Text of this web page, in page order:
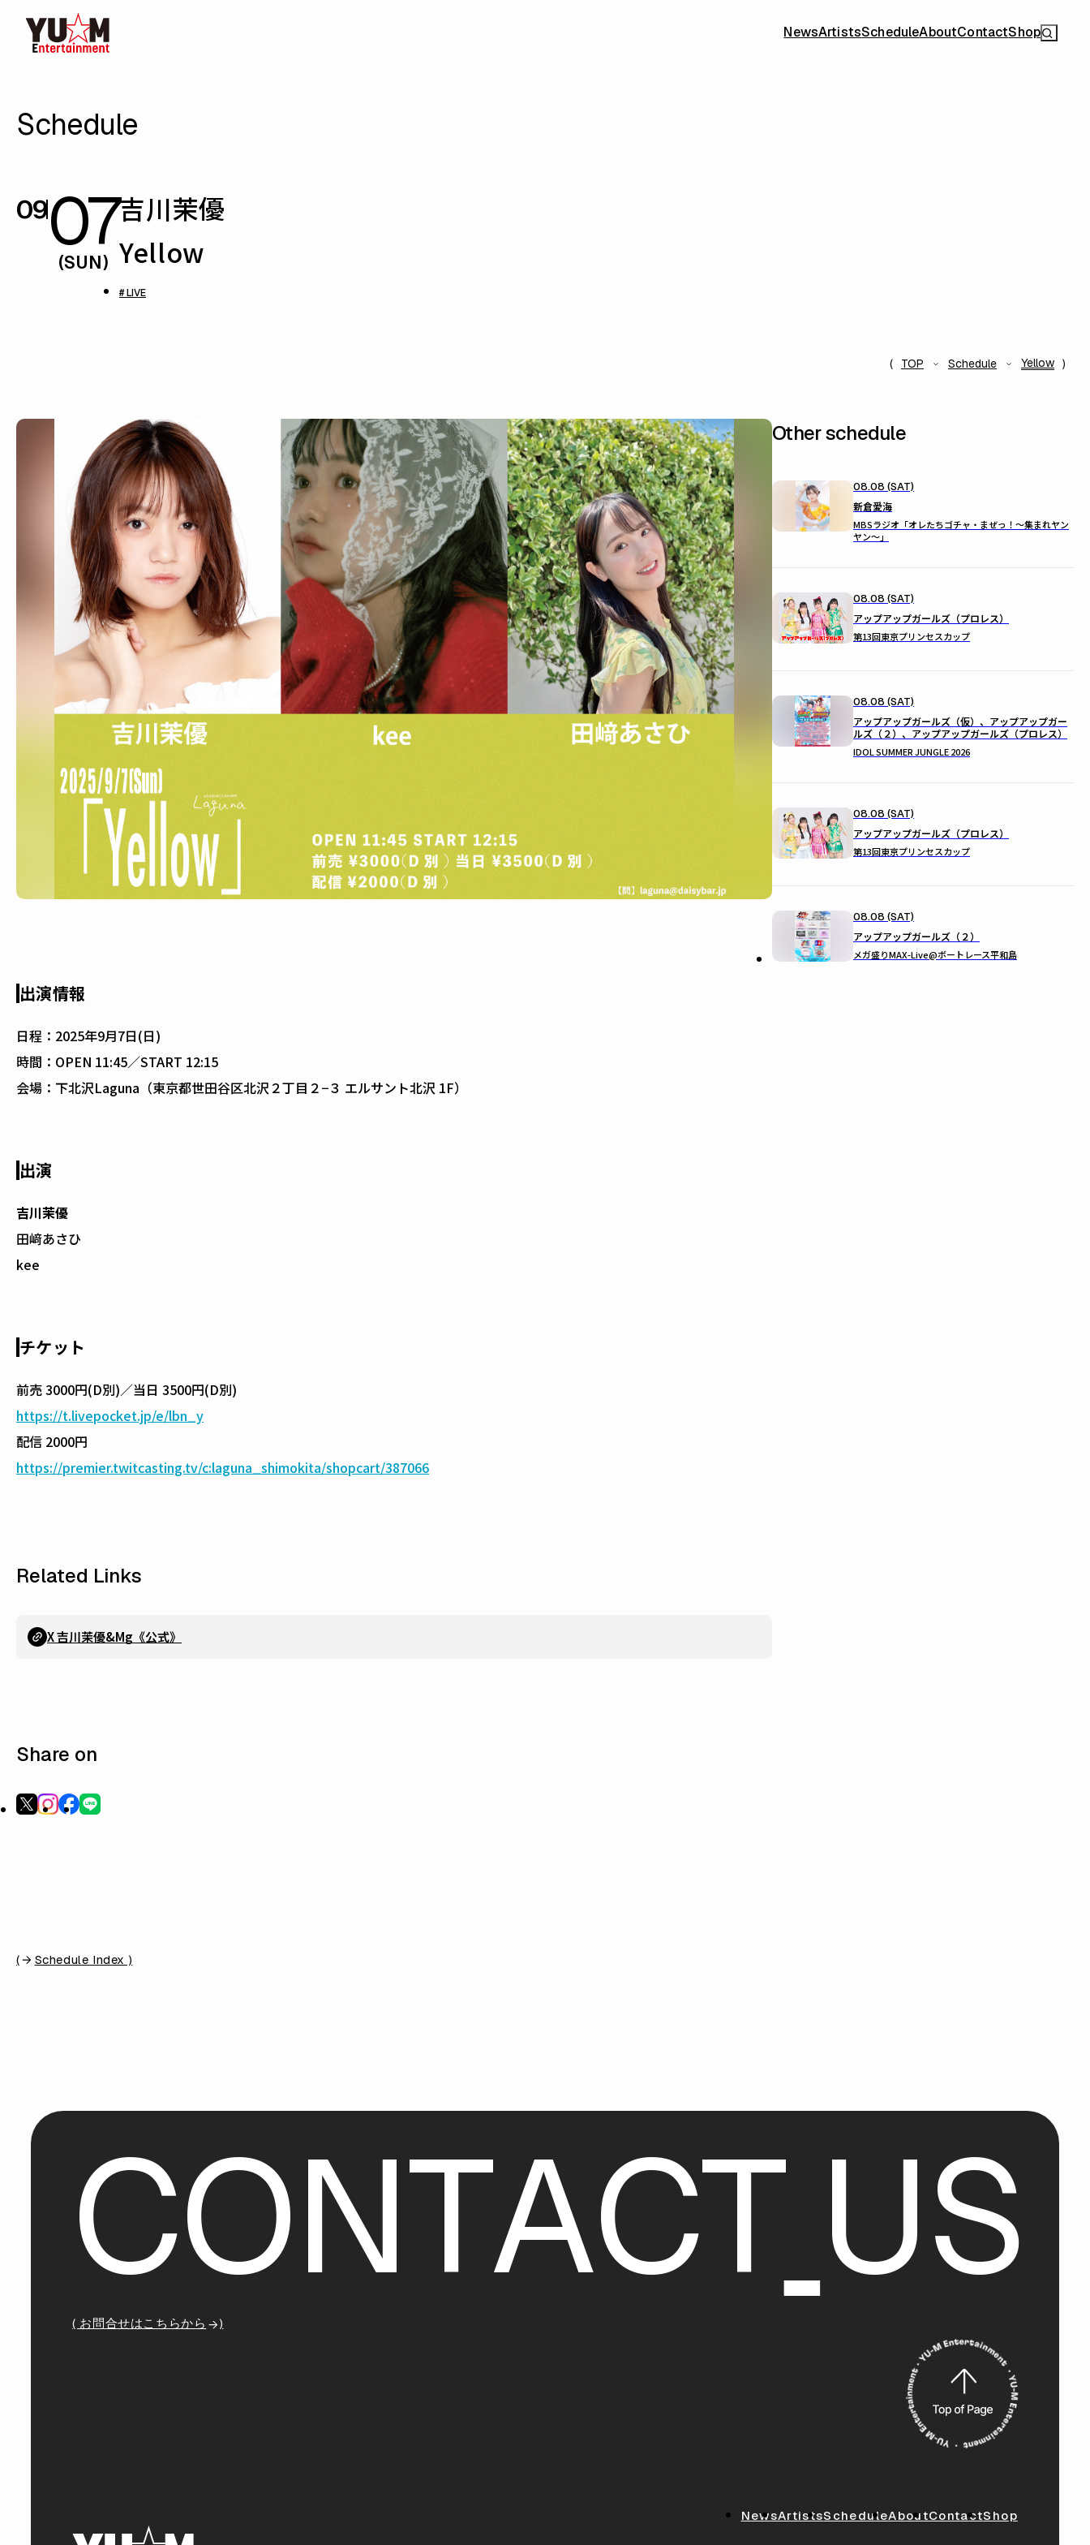
NewsArtistsScheduleAboutContactShop
Schedule
0907
(SUN)
吉川茉優
Yellow
# LIVE
TOP Schedule Yellow
出演情報
日程： 2025年9月7日(日)
時間： OPEN 11:45／START 12:15
会場： 下北沢Laguna（東京都世田谷区北沢２丁目２−３ エルサント北沢 1F）
出演
吉川茉優
田﨑あさひ
kee
チケット
前売 3000円(D別)／当日 3500円(D別)
https://t.livepocket.jp/e/lbn_y
配信 2000円
https://premier.twitcasting.tv/c:laguna_shimokita/shopcart/387066
Related Links
X 吉川茉優&Mg《公式》
Share on
Other schedule
08.08 (SAT)
新倉愛海
MBSラジオ「オレたちゴチャ・まぜっ！～集まれヤン
ヤン～」
08.08 (SAT)
アップアップガールズ（プロレス）
第13回東京プリンセスカップ
08.08 (SAT)
アップアップガールズ（仮）、アップアップガー
ルズ（２）、アップアップガールズ（プロレス）
IDOL SUMMER JUNGLE 2026
08.08 (SAT)
アップアップガールズ（プロレス）
第13回東京プリンセスカップ
08.08 (SAT)
アップアップガールズ（２）
メガ盛りMAX-Live@ボートレース平和島
( Schedule Index )
CONTACT US
( お問合せはこちらから )
NewsArtistsScheduleAboutContactShop